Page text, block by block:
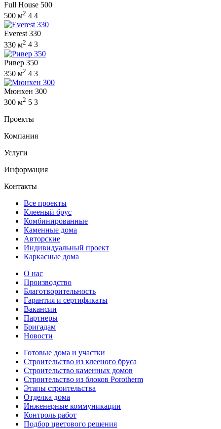
Full House 500
500 м2 4 4
Everest 330
330 м2 4 3
Ривер 350
350 м2 4 3
Мюнхен 300
300 м2 5 3
Проекты
Компания
Услуги
Информация
Контакты
Все проекты
Клееный брус
Комбинированные
Каменные дома
Авторские
Индивидуальный проект
Каркасные дома
О нас
Производство
Благотворительность
Гарантия и сертификаты
Вакансии
Партнеры
Бригадам
Новости
Готовые дома и участки
Строительство из клееного бруса
Строительство каменных домов
Строительство из блоков Porotherm
Этапы строительства
Отделка дома
Инженерные коммуникации
Контроль работ
Подбор цветового решения